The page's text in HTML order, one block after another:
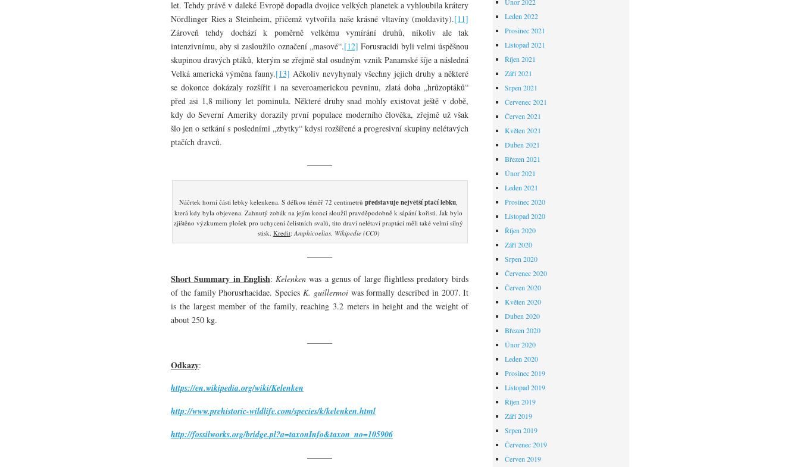
let. Tehdy právě v daleké Evropě dopadla dvojice velkých planetek a vyhloubila krátery
Nördlinger Ries a Steinheim, přičemž vytvořila naše krásné vltavíny (moldavity).[11]
Zároveň tehdy dochází k poměrně velkému vymírání druhů, nikoliv ale tak
intenzivnímu, aby si zasloužilo označení „masové“.[12] Forusracidi byli velmi úspěšnou
skupinou dravých ptáků, kterým se zřejmě stal osudným vznik Panamské šíje a následná
Velká americká výměna fauny.[13] Ačkoliv nevyhynuly všechny jejich druhy a některé
se dokonce dokázaly rozšířit i na severoamerickou pevninu, zlatá doba „hrůzoptáků“
před asi 1,8 miliony let pominula. Některé druhy snad mohly existovat ještě v době,
kdy do Severní Ameriky dorazily první populace moderního člověka, zřejmě už však
šlo jen o setkání s posledními „zbytky“ kdysi rozšířené a progresivní skupiny nelétavých
ptačích dravců.
———
Náčrtek horní části lebky kelenkena. S délkou téměř 72 centimetrůpředstavuje největší ptačí lebku
která kdy byla objevena. Zahnutý zobák na jejím konci sloužil pravděpodobně k sápání kořisti. Jak bylo
zjištěno výzkumem plošek pro uchycení čelistních svalů, tito draví nelétaví praptáci měli také velmi silný
stisk. Kredit: Amphicoelias, Wikipedie (CC0)
———
Short Summary in English: Kelenken was a genus of large flightless predatory birds
of the family Phorusrhacidae. Species K. guillermoiwas formally described in 2007. It
is the largest member of the family, reaching 3.2 meters in height and the weight of
about 250 kg.
———
Odkazy:
https://en.wikipedia.org/wiki/Kelenken
http://www.prehistoric-wildlife.com/species/k/kelenken.html
http://fossilworks.org/bridge.pl?a=taxonInfo&taxon_no=105906
———
Leden 2022
Prosinec 2021
Listopad 2021
Říjen 2021
Září 2021
Srpen 2021
Červenec 2021
Červen 2021
Květen 2021
Duben 2021
Březen 2021
Únor 2021
Leden 2021
Prosinec 2020
Listopad 2020
Říjen 2020
Září 2020
Srpen 2020
Červenec 2020
Červen 2020
Květen 2020
Duben 2020
Březen 2020
Únor 2020
Leden 2020
Prosinec 2019
Listopad 2019
Říjen 2019
Září 2019
Srpen 2019
Červenec 2019
Červen 2019